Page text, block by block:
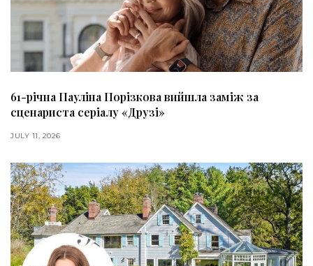
61-річна Пауліна Порізкова вийшла заміж за
сценариста серіалу «Друзі»
JULY 11, 2026